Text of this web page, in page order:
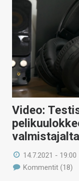
TIETOA
HINTA.FI
KAUPPA
VAIHDA TEEMA
HAKU
Video:
valmistajalta
14.7.2021 - 19:00
Kommentit (18)